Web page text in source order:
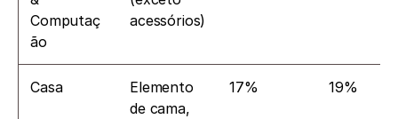
Computaç
ão
acessórios)
Casa
Elemento
de cama,
17% 19%